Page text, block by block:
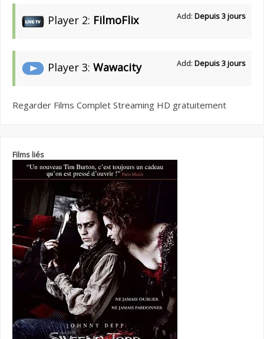
Player 2: FilmoFlix Add: Depuis 3 jours
Player 3: Wawacity Add: Depuis 3 jours
Regarder Films Complet Streaming HD gratuitement
Films liés